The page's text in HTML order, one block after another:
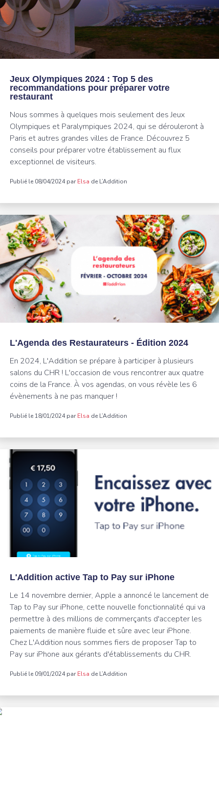
Jeux Olympiques 2024 : Top 5 des
recommandations pour préparer votre
restaurant
Nous sommes à quelques mois seulement des Jeux
Olympiques et Paralympiques 2024, qui se dérouleront à
Paris et autres grandes villes de France. Découvrez 5
conseils pour préparer votre établissement au flux
exceptionnel de visiteurs.
Publié le 08/04/2024 parElsa de L’Addition
L'Agenda des Restaurateurs - Édition 2024
En 2024, L'Addition se prépare à participer à plusieurs
salons du CHR ! L'occasion de vous rencontrer aux quatre
coins de la France. À vos agendas, on vous révèle les 6
évènements à ne pas manquer !
Publié le 18/01/2024 parElsa de L’Addition
L'Addition active Tap to Pay sur iPhone
Le 14 novembre dernier, Apple a annoncé le lancement de
Tap to Pay sur iPhone, cette nouvelle fonctionnalité qui va
permettre à des millions de commerçants d'accepter les
paiements de manière fluide et sûre avec leur iPhone.
Chez L'Addition nous sommes fiers de proposer Tap to
Pay sur iPhone aux gérants d'établissements du CHR.
Publié le 09/01/2024 parElsa de L’Addition